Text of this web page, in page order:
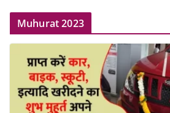
Muhurat 2023